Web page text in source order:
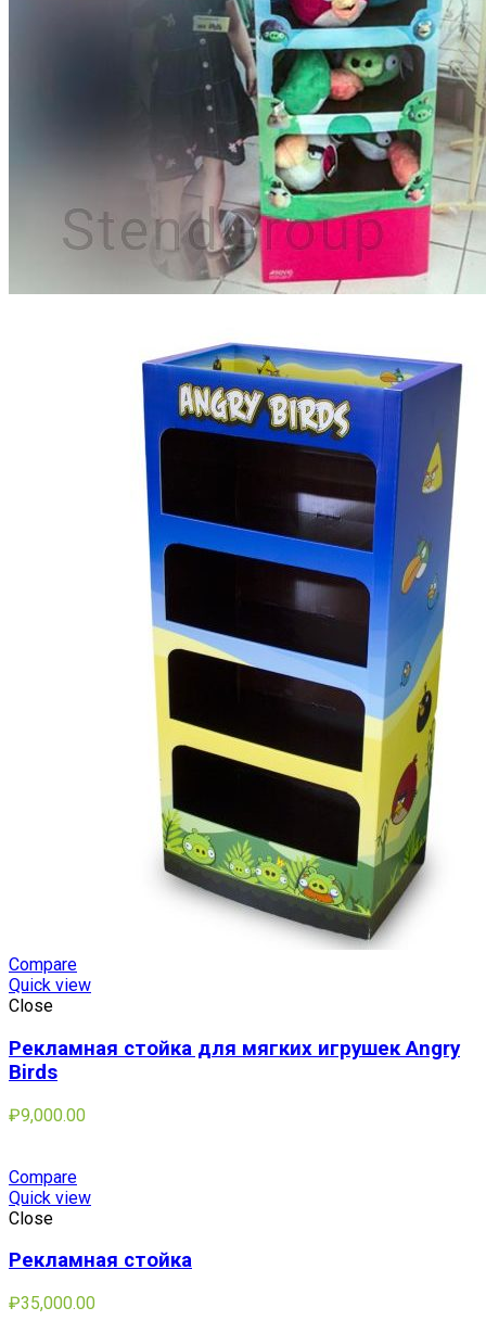
Compare
Quick view
Close
Рекламная стойка для мягких игрушек Angry
Birds
₽9,000.00
Compare
Quick view
Close
Рекламная стойка
₽35,000.00